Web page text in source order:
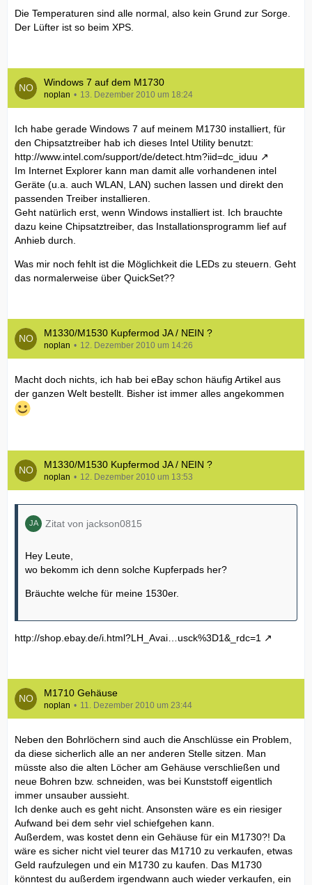
Die Temperaturen sind alle normal, also kein Grund zur Sorge.
Der Lüfter ist so beim XPS.
Windows 7 auf dem M1730
noplan 13. Dezember 2010 um 18:24
Ich habe gerade Windows 7 auf meinem M1730 installiert, für
den Chipsatztreiber hab ich dieses Intel Utility benutzt:
http://www.intel.com/support/de/detect.htm?iid=dc_iduu
Im Internet Explorer kann man damit alle vorhandenen intel
Geräte (u.a. auch WLAN, LAN) suchen lassen und direkt den
passenden Treiber installieren.
Geht natürlich erst, wenn Windows installiert ist. Ich brauchte
dazu keine Chipsatztreiber, das Installationsprogramm lief auf
Anhieb durch.
Was mir noch fehlt ist die Möglichkeit die LEDs zu steuern. Geht
das normalerweise über QuickSet??
M1330/M1530 Kupfermod JA / NEIN ?
noplan 12. Dezember 2010 um 14:26
Macht doch nichts, ich hab bei eBay schon häufig Artikel aus
der ganzen Welt bestellt. Bisher ist immer alles angekommen
M1330/M1530 Kupfermod JA / NEIN ?
noplan 12. Dezember 2010 um 13:53
Zitat von jackson0815
Hey Leute,
wo bekomm ich denn solche Kupferpads her?
Bräuchte welche für meine 1530er.
http://shop.ebay.de/i.html?LH_Avai…usck%3D1&_rdc=1
M1710 Gehäuse
noplan 11. Dezember 2010 um 23:44
Neben den Bohrlöchern sind auch die Anschlüsse ein Problem,
da diese sicherlich alle an ner anderen Stelle sitzen. Man
müsste also die alten Löcher am Gehäuse verschließen und
neue Bohren bzw. schneiden, was bei Kunststoff eigentlich
immer unsauber aussieht.
Ich denke auch es geht nicht. Ansonsten wäre es ein riesiger
Aufwand bei dem sehr viel schiefgehen kann.
Außerdem, was kostet denn ein Gehäuse für ein M1730?! Da
wäre es sicher nicht viel teurer das M1710 zu verkaufen, etwas
Geld raufzulegen und ein M1730 zu kaufen. Das M1730
könntest du außerdem irgendwann auch wieder verkaufen, ein